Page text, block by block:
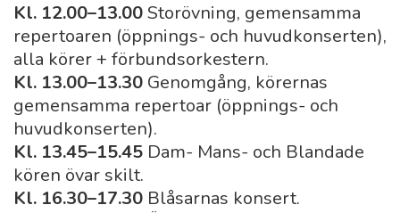
Kl. 12.00–13.00Storövning, gemensamma
repertoaren (öppnings- och huvudkonserten),
alla körer + förbundsorkestern.
Kl. 13.00–13.30 Genomgång, körernas
gemensamma repertoar (öppnings- och
huvudkonserten).
Kl. 13.45–15.45 Dam- Mans- och Blandade
kören övar skilt.
Kl. 16.30–17.30 Blåsarnas konsert.